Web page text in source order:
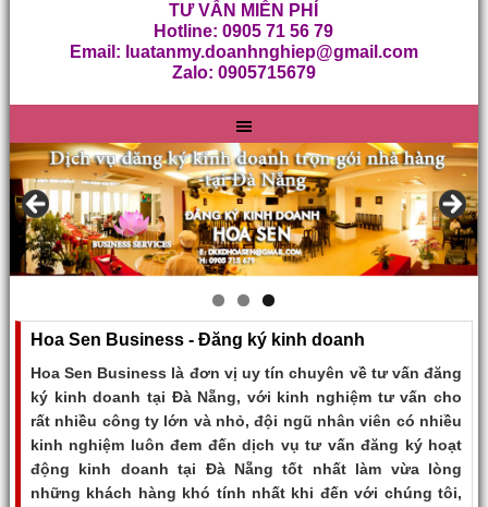
TƯ VẤN MIỄN PHÍ
Hotline: 0905 71 56 79
Email: luatanmy.doanhnghiep@gmail.com
Zalo: 0905715679
Hoa Sen Business - Đăng ký kinh doanh
Hoa Sen Business là đơn vị uy tín chuyên về tư vấn đăng
ký kinh doanh tại Đà Nẵng, với kinh nghiệm tư vấn cho
rất nhiều công ty lớn và nhỏ, đội ngũ nhân viên có nhiều
kinh nghiệm luôn đem đến dịch vụ tư vấn đăng ký hoạt
động kinh doanh tại Đà Nẵng tốt nhất làm vừa lòng
những khách hàng khó tính nhất khi đến với chúng tôi,